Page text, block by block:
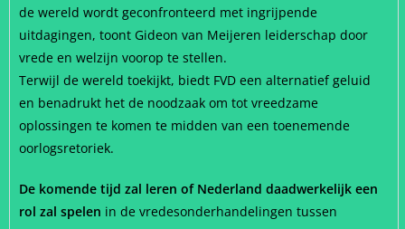
de wereld wordt geconfronteerd met ingrijpende
uitdagingen, toont Gideon van Meijeren leiderschap door
vrede en welzijn voorop te stellen.
Terwijl de wereld toekijkt, biedt FVD een alternatief geluid
en benadrukt het de noodzaak om tot vreedzame
oplossingen te komen te midden van een toenemende
oorlogsretoriek.
De komende tijd zal leren of Nederland daadwerkelijk een
rol zal spelen in de vredesonderhandelingen tussen